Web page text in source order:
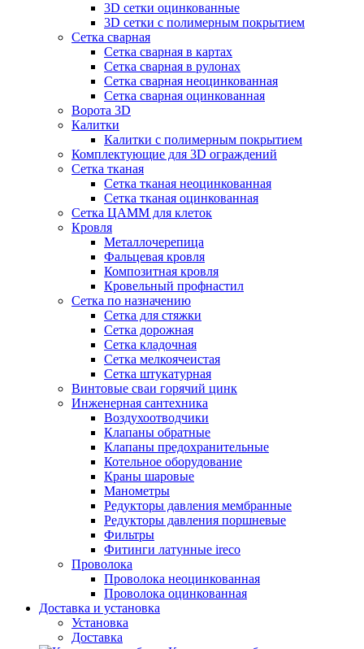
3D сетки оцинкованные
3D сетки с полимерным покрытием
Сетка сварная
Сетка сварная в картах
Сетка сварная в рулонах
Сетка сварная неоцинкованная
Сетка сварная оцинкованная
Ворота 3D
Калитки
Калитки с полимерным покрытием
Комплектующие для 3D ограждений
Сетка тканая
Сетка тканая неоцинкованная
Сетка тканая оцинкованная
Сетка ЦАММ для клеток
Кровля
Металлочерепица
Фальцевая кровля
Композитная кровля
Кровельный профнастил
Сетка по назначению
Сетка для стяжки
Сетка дорожная
Сетка кладочная
Сетка мелкоячеистая
Сетка штукатурная
Винтовые сваи горячий цинк
Инженерная сантехника
Воздухоотводчики
Клапаны обратные
Клапаны предохранительные
Котельное оборудование
Краны шаровые
Манометры
Редукторы давления мембранные
Редукторы давления поршневые
Фильтры
Фитинги латунные ireco
Проволока
Проволока неоцинкованная
Проволока оцинкованная
Доставка и установка
Установка
Доставка